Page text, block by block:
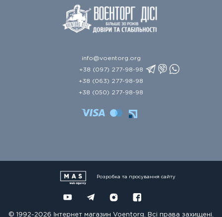
info@voentorg.org
+38 (097) 277-98-98
+38 (063) 277-98-98
+38 (050) 277-98-98
© 1992-2026 Інтернет магазин Voentorg. Всі права захищені.
Розробка та просування сайту